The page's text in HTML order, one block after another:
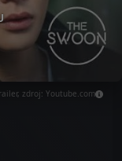
zdroj: Youtube.com